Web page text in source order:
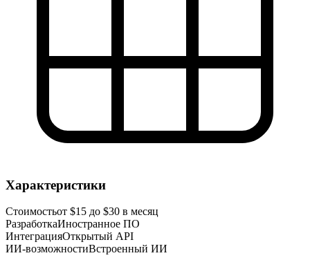
Характеристики
Стоимостьот $15 до $30 в месяц
РазработкаИностранное ПО
ИнтеграцияОткрытый API
ИИ-возможностиВстроенный ИИ